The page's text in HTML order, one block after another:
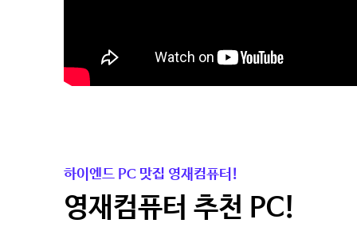
하이엔드 PC 맛집 영재컴퓨터!
영재컴퓨터 추천 PC!